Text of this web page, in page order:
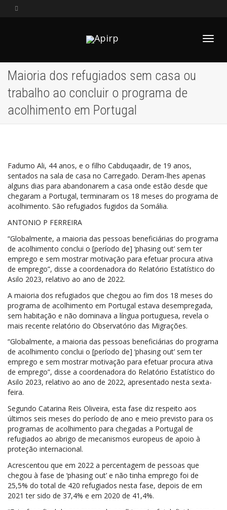
Maioria dos refugiados sem casa ou
trabalho ao concluir o programa de
acolhimento em Portugal
Fadumo Ali, 44 anos, e o filho Cabduqaadir, de 19 anos,
sentados na sala de casa no Carregado. Deram-lhes apenas
alguns dias para abandonarem a casa onde estão desde que
chegaram a Portugal, terminaram os 18 meses do programa de
acolhimento. São refugiados fugidos da Somália.
ANTONIO P FERREIRA
“Globalmente, a maioria das pessoas beneficiárias do programa
de acolhimento conclui o [período de] ‘phasing out’ sem ter
emprego e sem mostrar motivação para efetuar procura ativa
de emprego”, disse a coordenadora do Relatório Estatístico do
Asilo 2023, relativo ao ano de 2022.
A maioria dos refugiados que chegou ao fim dos 18 meses do
programa de acolhimento em Portugal estava desempregada,
sem habitação e não dominava a língua portuguesa, revela o
mais recente relatório do Observatório das Migrações.
“Globalmente, a maioria das pessoas beneficiárias do programa
de acolhimento conclui o [período de] ‘phasing out’ sem ter
emprego e sem mostrar motivação para efetuar procura ativa
de emprego”, disse a coordenadora do Relatório Estatístico do
Asilo 2023, relativo ao ano de 2022, apresentado nesta sexta-
feira.
Segundo Catarina Reis Oliveira, esta fase diz respeito aos
últimos seis meses do período de ano e meio previsto para os
programas de acolhimento para chegadas a Portugal de
refugiados ao abrigo de mecanismos europeus de apoio à
proteção internacional.
Acrescentou que em 2022 a percentagem de pessoas que
chegou à fase de ‘phasing out’ e não tinha emprego foi de
25,5% do total de 420 refugiados nesta fase, depois de em
2021 ter sido de 37,4% e em 2020 de 41,4%.